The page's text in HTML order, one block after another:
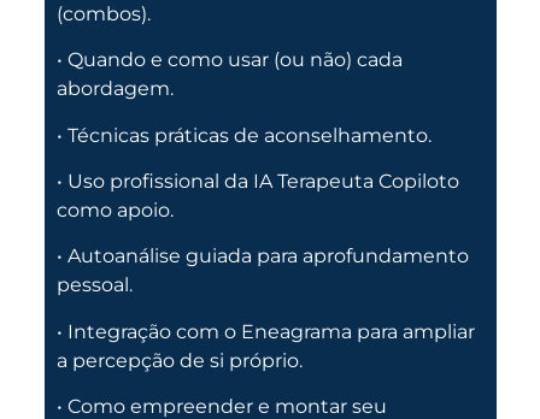
(combos).
• Quando e como usar (ou não) cada
abordagem.
• Técnicas práticas de aconselhamento.
• Uso profissional da IA Terapeuta Copiloto
como apoio.
• Autoanálise guiada para aprofundamento
pessoal.
• Integração com o Eneagrama para ampliar
a percepção de si próprio.
• Como empreender e montar seu